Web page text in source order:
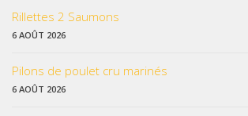
Rillettes 2 Saumons
6 AOÛT 2026
Pilons de poulet cru marinés
6 AOÛT 2026